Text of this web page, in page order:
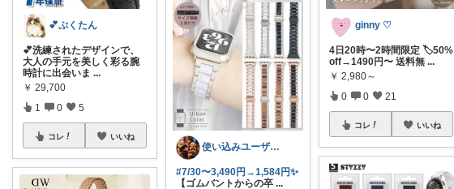
💕ぷくたん
💕洗練されたデザインで、
大人の手元を美しく彩る腕
時計に出会いま ...
￥ 29,700
1 0 5
コレ いいね
使い込みユーザー【のん】
#7/30〜3,490円→1,584円✨
【ゴムバントからの卒 ...
ginny ♡
4日20時〜2時間限定 🏷️50%
off→1490円〜 送料無 ...
￥ 2,980～
0 0 21
コレ いいね